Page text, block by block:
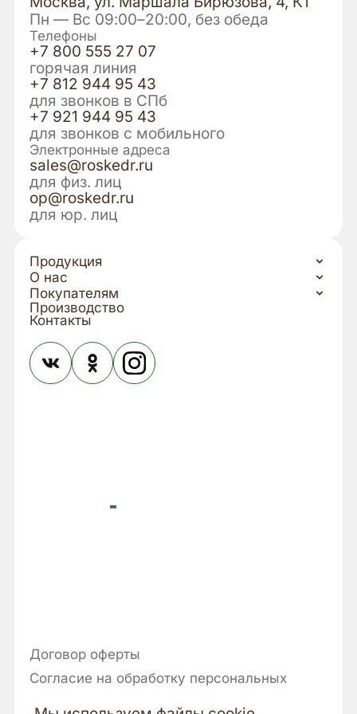
Пн — Вс 09:00–20:00, без обеда
Телефоны
+7 800 555 27 07
горячая линия
+7 812 944 95 43
для звонков в СПб
+7 921 944 95 43
для звонков с мобильного
Электронные адреса
sales@roskedr.ru
для физ. лиц
op@roskedr.ru
для юр. лиц
Продукция
О нас
Договор оферты
Согласие на обработку персональных
Покупателям
Производство
Контакты